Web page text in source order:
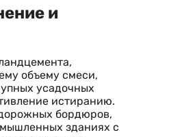
и
объему смеси,
усадочных
истиранию.
бордюров,
зданиях с